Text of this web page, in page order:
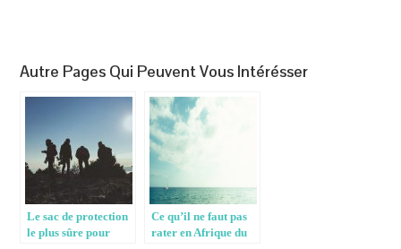
Autre Pages Qui Peuvent Vous Intérésser
Le sac de protection
le plus sûre pour
Ce qu’il ne faut pas
rater en Afrique du